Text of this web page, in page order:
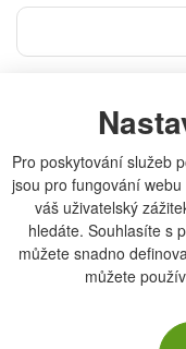
Pro poskytování služeb
jsou pro fungování
váš uživatelský
hledáte. Souhlasíte s
můžete snadno
můžete
Telefon
Zpráva